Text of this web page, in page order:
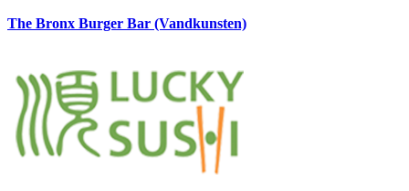
The Bronx Burger Bar (Vandkunsten)